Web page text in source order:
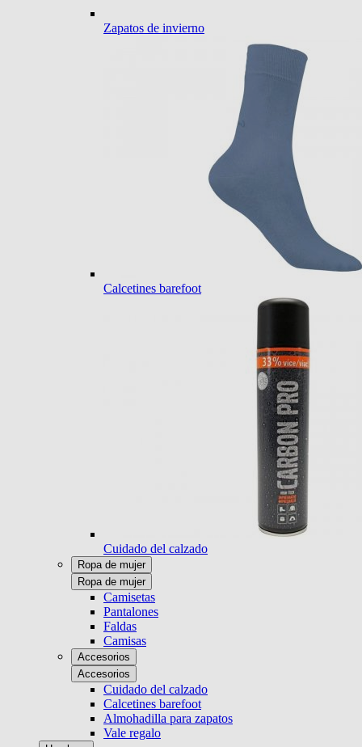
Zapatos de invierno
Calcetines barefoot
Cuidado del calzado
Ropa de mujer
Ropa de mujer
Camisetas
Pantalones
Faldas
Camisas
Accesorios
Accesorios
Cuidado del calzado
Calcetines barefoot
Almohadilla para zapatos
Vale regalo